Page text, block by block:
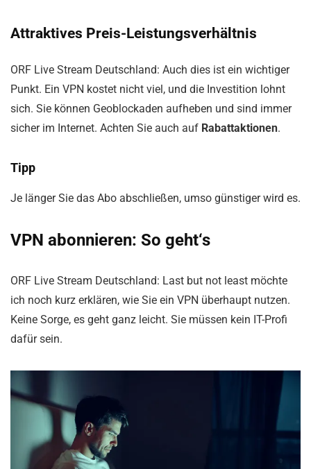
Attraktives Preis-Leistungsverhältnis
ORF Live Stream Deutschland: Auch dies ist ein wichtiger
Punkt. Ein VPN kostet nicht viel, und die Investition lohnt
sich. Sie können Geoblockaden aufheben und sind immer
sicher im Internet. Achten Sie auch auf Rabattaktionen.
Tipp
Je länger Sie das Abo abschließen, umso günstiger wird es.
VPN abonnieren: So geht‘s
ORF Live Stream Deutschland: Last but not least möchte
ich noch kurz erklären, wie Sie ein VPN überhaupt nutzen.
Keine Sorge, es geht ganz leicht. Sie müssen kein IT-Profi
dafür sein.